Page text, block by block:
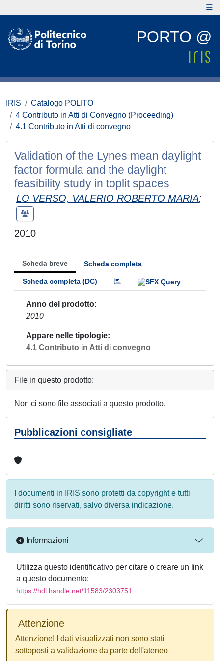
PORTO @
IRIS
Catalogo POLITO
4 Contributo in Atti di Convegno (Proceeding)
4.1 Contributo in Atti di convegno
Validation of the Lynes mean daylight
factor formula and the daylight
feasibility study in toplit spaces
LO VERSO, VALERIO ROBERTO MARIA;
2010
Scheda breve Scheda completa
Scheda completa (DC)
Anno del prodotto
2010
Appare nelle tipologie
4.1 Contributo in Atti di convegno
File in questo prodotto:
Non ci sono file associati a questo prodotto.
Pubblicazioni consigliate
I documenti in IRIS sono protetti da copyright e tutti i
diritti sono riservati, salvo diversa indicazione.
Informazioni
Utilizza questo identificativo per citare o creare un link
a questo documento:
https://hdl.handle.net/11583/2303751
Attenzione
Attenzione! I dati visualizzati non sono stati
sottoposti a validazione da parte dell'ateneo